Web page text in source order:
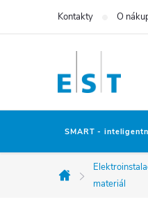
Kontakty O
SMART -
Domovmateriál